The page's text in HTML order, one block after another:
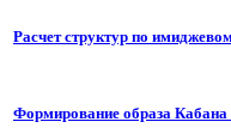
Расчет структур по
Формирование образа Кабана